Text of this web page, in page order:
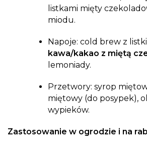
listkami mięty
miodu.
Napoje: cold brew z
kawa/kakao z miętą
lemoniady.
Przetwory: syrop
miętowy (do posypek),
wypieków.
Zastosowanie w ogrodzie i na